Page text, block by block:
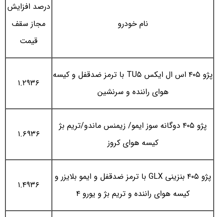
نام خودرو
درصد افزایش
مجاز سقف
قیمت
پژو ۴۰۵ اس ال ایکس TU۵ با ترمز ضدقفل و کیسه
هوای راننده و سرنشین
۱.۲۹۳۶
پژو ۴۰۵ دوگانه سوز ایمو/ زیمنس ماندو/تریم بژ
کیسه هوای کروز
۱.۶۹۳۶
پژو ۴۰۵ بنزینی GLX با ترمز ضدقفل و ایمو بلایزر و
کیسه هوای راننده و تریم بژ و یورو ۴
۱.۴۹۳۶